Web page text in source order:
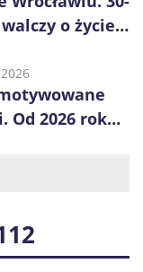
o życie,
Od 2026 roku